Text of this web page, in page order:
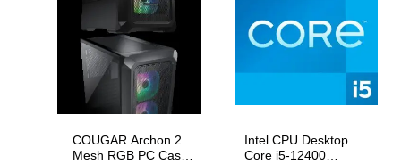
COUGAR Archon 2
Mesh RGB PC Case,
Intel CPU Desktop
Core i5-12400